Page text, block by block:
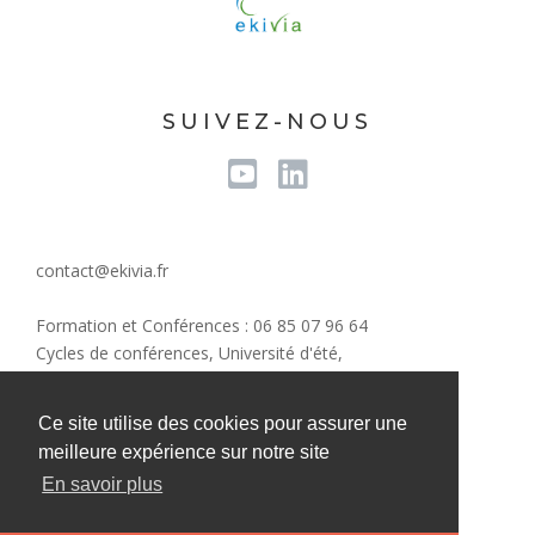
Ce site utilise des cookies pour assurer une
meilleure expérience sur notre site
En savoir plus
SUIVEZ-NOUS
Youtube
Linkedin
contact@ekivia.fr
Formation et Conférences : 06 85 07 96 64
Cycles de conférences, Université d'été,